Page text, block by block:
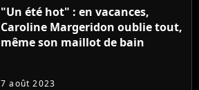
"Un été hot" : en vacances,
Caroline Margeridon oublie tout,
même son maillot de bain
7 août 2023